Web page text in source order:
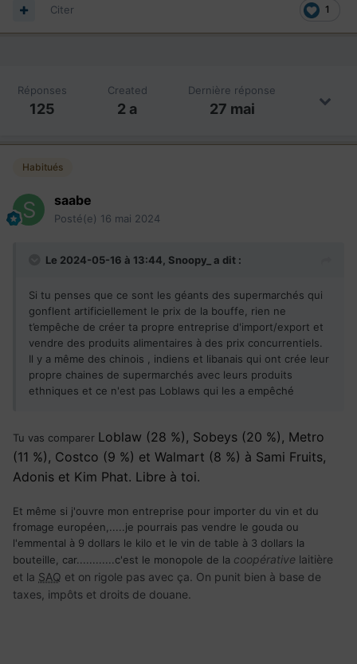
1
Citer
Réponses
125
Created
2 a
Dernière réponse
27 mai
Habitués
saabe
Posté(e) 16 mai 2024
Le 2024-05-16 à 13:44, Snoopy_ a dit :
Si tu penses que ce sont les géants des supermarchés qui
gonflent artificiellement le prix de la bouffe, rien ne
t’empêche de créer ta propre entreprise d'import/export et
vendre des produits alimentaires à des prix concurrentiels.
Il y a même des chinois , indiens et libanais qui ont crée leur
propre chaines de supermarchés avec leurs produits
ethniques et ce n'est pas Loblaws qui les a empêché
Tu vas comparer Loblaw (28 %), Sobeys (20 %), Metro
(11 %), Costco (9 %) et Walmart (8 %) à Sami Fruits,
Adonis et Kim Phat. Libre à toi.
Et même si j'ouvre mon entreprise pour importer du vin et du
fromage européen,.....je pourrais pas vendre le gouda ou
l'emmental à 9 dollars le kilo et le vin de table à 3 dollars la
bouteille, car............c'est le monopole de la coopérative laitière
et la SAQ et on rigole pas avec ça. On punit bien à base de
taxes, impôts et droits de douane.